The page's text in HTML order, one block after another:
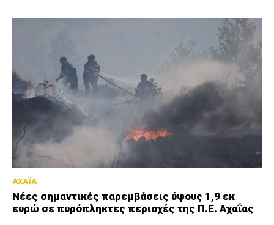
ΑΧΑΪΑ
Νέες σημαντικές παρεμβάσεις ύψους 1,9 εκ
ευρώ σε πυρόπληκτες περιοχές της Π.Ε. Αχαΐας